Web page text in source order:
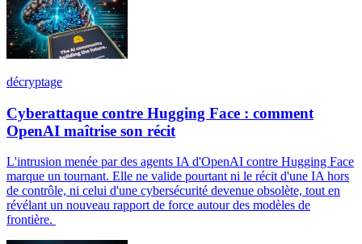
décryptage
Cyberattaque contre Hugging Face : comment
OpenAI maîtrise son récit
L'intrusion menée par des agents IA d'OpenAI contre Hugging Face
marque un tournant. Elle ne valide pourtant ni le récit d'une IA hors
de contrôle, ni celui d'une cybersécurité devenue obsolète, tout en
révélant un nouveau rapport de force autour des modèles de
frontière.